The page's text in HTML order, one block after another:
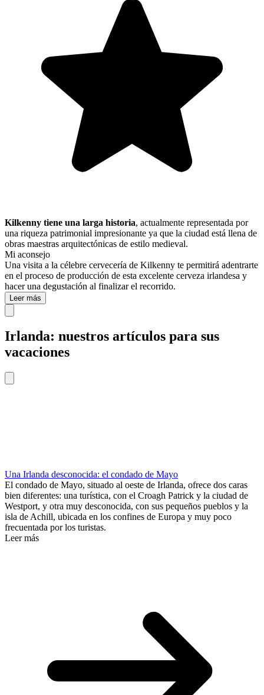
Kilkenny tiene una larga historia, actualmente representada por
una riqueza patrimonial impresionante ya que la ciudad está llena de
obras maestras arquitectónicas de estilo medieval.
Mi aconsejo
Una visita a la célebre cervecería de Kilkenny te permitirá adentrarte
en el proceso de producción de esta excelente cerveza irlandesa y
hacer una degustación al finalizar el recorrido.
Leer más
Irlanda: nuestros artículos para sus
vacaciones
Una Irlanda desconocida: el condado de Mayo
El condado de Mayo, situado al oeste de Irlanda, ofrece dos caras
bien diferentes: una turística, con el Croagh Patrick y la ciudad de
Westport, y otra muy desconocida, con sus pequeños pueblos y la
isla de Achill, ubicada en los confines de Europa y muy poco
frecuentada por los turistas.
Leer más